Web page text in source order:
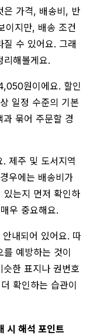
은 가격, 배송비, 반
이지만, 배송 조건
수 있어요. 그래
리해볼게요.
원이에요. 할인
일정 수준의 기본
묶어 주문할 경
제주 및 도서지역
우에는 배송비가
는지 먼저 확인하
우 중요해요.
내되어 있어요. 따
예방하는 것이
한 표지나 권번호
확인하는 습관이
시 해석 포인트